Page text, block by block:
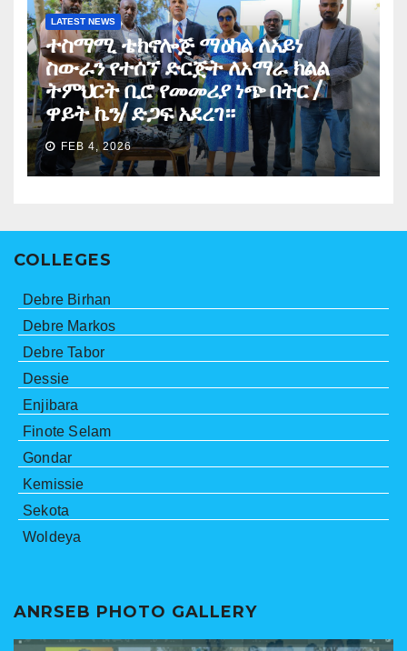
LATEST NEWS
ተስማሚ ቴክኖሎጅ ማዕከል ለአይነ
ስውራን የተሰኘ ድርጅት ለአማራ ክልል
ትምህርት ቢሮ የመመሪያ ነጭ በትር /
ዋይት ኬን/ ድጋፍ አደረገ።
FEB 4, 2026
COLLEGES
Debre Birhan
Debre Markos
Debre Tabor
Dessie
Enjibara
Finote Selam
Gondar
Kemissie
Sekota
Woldeya
ANRSEB PHOTO GALLERY